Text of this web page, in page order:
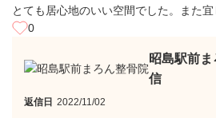
とても居心地のいい空間でした。また宜
0
昭島駅前
信
返信日 2022/11/02